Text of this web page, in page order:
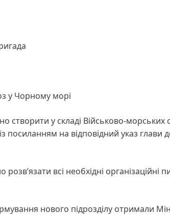
у Чорному морі
у складі Військово-морських
із посиланням на відповідний указ глави
всі необхідні організаційні
нового підрозділу отримали